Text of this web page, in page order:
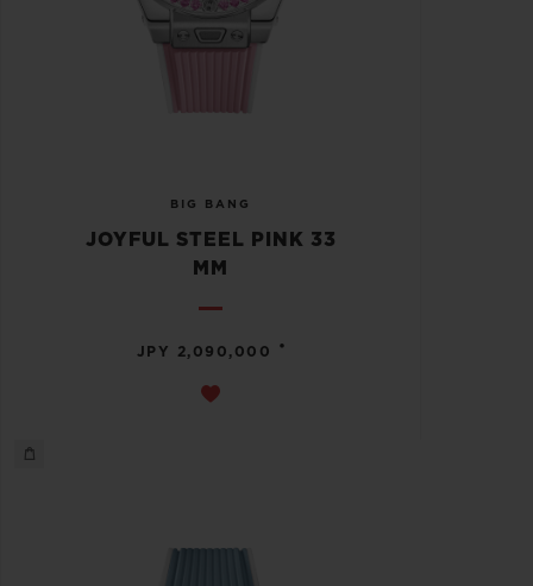
BIG BANG
JOYFUL STEEL PINK 33
MM
JPY 2,090,000 •